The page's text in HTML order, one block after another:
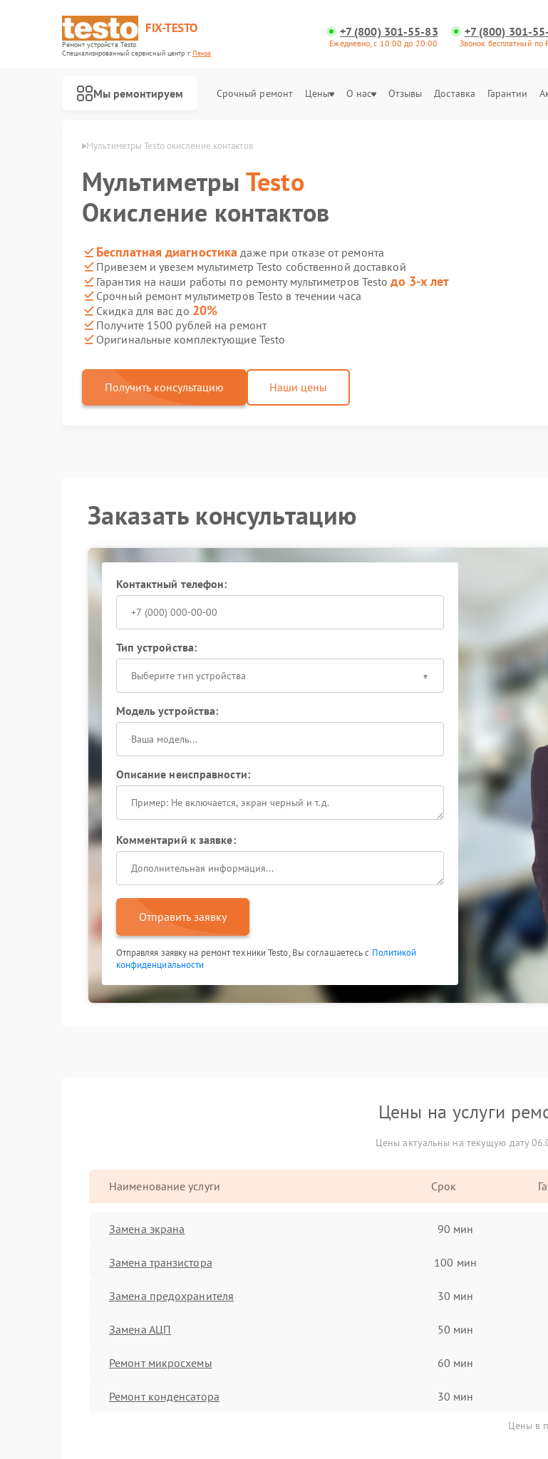
FIX-TESTO
Ремонт устройств Testo
Специализированный cервисный центр г.Пенза
+7 (800) 301-55-83
Ежедневно, с 10:00 до 20:00
+7 (800) 301-
Звонок бесплатный по
Мы ремонтируем Срочный ремонт Цены О нас Отзывы Доставка Гарантии
Testo в Пензе Мультиметры Testo окисление контактов
МультиметрыTesto
Окисление контактов
Бесплатная диагностика даже при отказе от ремонта
Привезем и увезем мультиметр Testo собственной доставкой
Гарантия на наши работы по ремонту мультиметров Testoдо 3-х лет
Срочный ремонт мультиметров Testo в течении часа
Скидка для вас до 20%
Получите 1500 рублей на ремонт
Оригинальные комплектующие Testo
Получить консультацию Наши цены
Заказать консультацию
Контактный телефон:
Тип устройства:
Выберите тип устройства
Модель устройства:
Описание неисправности:
Комментарий к заявке:
Отправить заявку
Отправляя заявку на ремонт техники Testo, Вы соглашаетесь с Политикой
конфиденциальности
Цены на услуги
Цены актуальны на текущую дату
Наименование услуги Срок
Замена экрана 90 мин
Замена транзистора 100 мин
Замена предохранителя 30 мин
Замена АЦП 50 мин
Ремонт микросхемы 60 мин
Ремонт конденсатора 30 мин
Цены в